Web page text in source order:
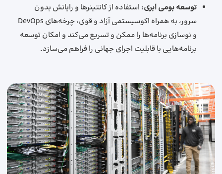
توسعه بومی ابری: استفاده از کانتینرها و رایانش بدون
سرور، به همراه اکوسیستمی آزاد و قوی، چرخه‌های DevOps
و نوسازی برنامه‌ها را ممکن و تسریع می‌کند و امکان توسعه
برنامه‌هایی با قابلیت اجرای جهانی را فراهم می‌سازد.